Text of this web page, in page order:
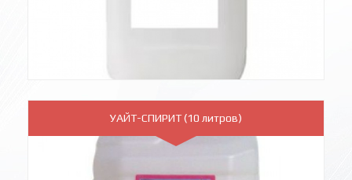
УАЙТ-СПИРИТ (10 литров)